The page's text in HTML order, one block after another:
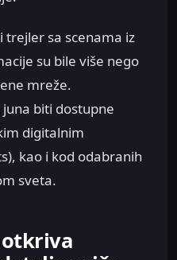
trejler sa scenama iz
su bile više nego
mreže.
biti dostupne
digitalnim
kao i kod odabranih
sveta.